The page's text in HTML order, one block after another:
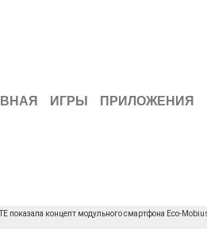
ИГРЫ ПРИЛОЖЕНИЯ
показала концепт модульного смартфона Eco-